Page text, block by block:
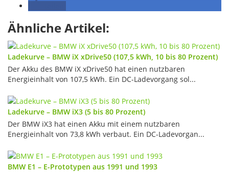
Ähnliche Artikel:
Ladekurve – BMW iX xDrive50 (107,5 kWh, 10 bis 80 Prozent)
Der Akku des BMW iX xDrive50 hat einen nutzbaren
Energieinhalt von 107,5 kWh. Ein DC-Ladevorgang sol...
Ladekurve – BMW iX3 (5 bis 80 Prozent)
Der BMW iX3 hat einen Akku mit einem nutzbaren
Energieinhalt von 73,8 kWh verbaut. Ein DC-Ladevorgan...
BMW E1 – E-Prototypen aus 1991 und 1993